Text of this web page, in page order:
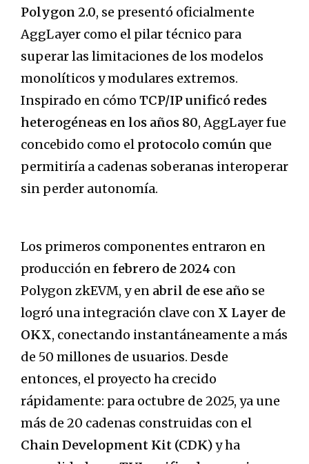
Polygon 2.0, se presentó oficialmente
AggLayer como el pilar técnico para
superar las limitaciones de los modelos
monolíticos y modulares extremos.
Inspirado en cómo TCP/IP unificó redes
heterogéneas en los años 80, AggLayer fue
concebido como el protocolo común que
permitiría a cadenas soberanas interoperar
sin perder autonomía.
Los primeros componentes entraron en
producción en febrero de 2024 con
Polygon zkEVM, y en abril de ese año se
logró una integración clave con X Layer de
OKX, conectando instantáneamente a más
de 50 millones de usuarios. Desde
entonces, el proyecto ha crecido
rápidamente: para octubre de 2025, ya une
más de 20 cadenas construidas con el
Chain Development Kit (CDK)y ha